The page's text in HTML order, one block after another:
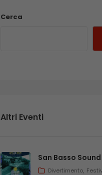
Cerca
Altri Eventi
San Basso
Divertimento